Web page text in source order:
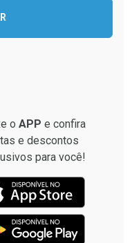
o APP e confira
e descontos
para você!